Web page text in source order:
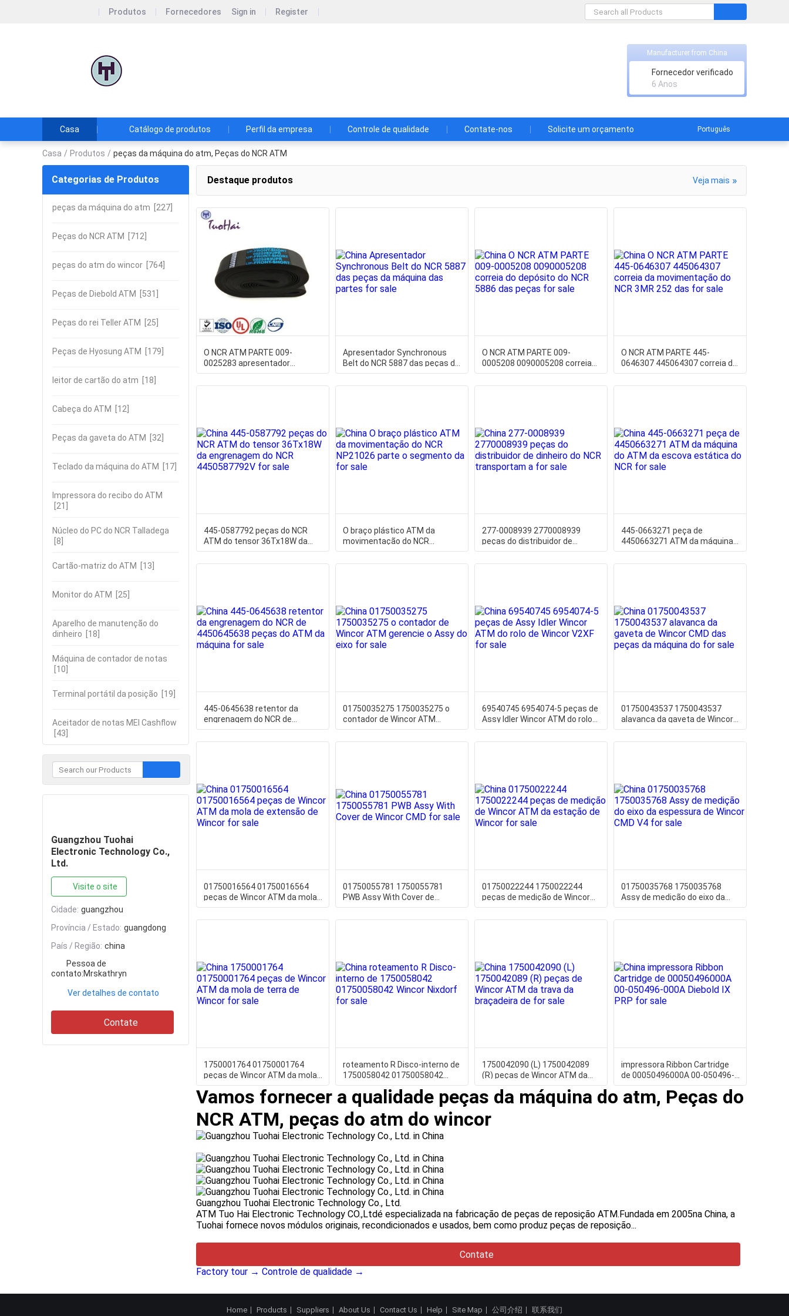
Produtos Fornecedores Sign in Register
Manufacturer from China
Fornecedor verificado
6 Anos
Casa Catálogo de produtos Perfil da empresa Controle de qualidade Contate-nos Solicite um orçamento Português
Casa / Produtos / peças da máquina do atm, Peças do NCR ATM
Categorias de Produtos
peças da máquina do atm [227]
Peças do NCR ATM [712]
peças do atm do wincor [764]
Peças de Diebold ATM [531]
Peças do rei Teller ATM [25]
Peças de Hyosung ATM [179]
leitor de cartão do atm [18]
Cabeça do ATM [12]
Peças da gaveta do ATM [32]
Teclado da máquina do ATM [17]
Impressora do recibo do ATM
[21]
Núcleo do PC do NCR Talladega
[8]
Cartão-matriz do ATM [13]
Monitor do ATM [25]
Aparelho de manutenção do
dinheiro [18]
Máquina de contador de notas
[10]
Terminal portátil da posição [19]
Aceitador de notas MEI Cashflow
[43]
Guangzhou Tuohai
Electronic Technology Co.,
Ltd.
Visite o site
Cidade: guangzhou
Província / Estado: guangdong
País / Região: china
Pessoa de
contato:Mrskathryn
Ver detalhes de contato
Contate
Destaque produtos Veja mais »
O NCR ATM PARTE 009-
0025283 apresentador
Transport Belt do NCR de
0090025283 pe
Apresentador Synchronous
Belt do NCR 5887 das peças da
máquina das partes
O NCR ATM PARTE 009-
0005208 0090005208 correia
do depósito do NCR 5886 das
peças
O NCR ATM PARTE 445-
0646307 445064307 correia da
movimentação do NCR 3MR
252 das
445-0587792 peças do NCR
ATM do tensor 36Tx18W da
engrenagem do NCR
4450587792V
O braço plástico ATM da
movimentação do NCR
NP21026 parte o segmento da
277-0008939 2770008939
peças do distribuidor de
dinheiro do NCR transportam a
445-0663271 peça de
4450663271 ATM da máquina
do ATM da escova estática do
NCR
445-0645638 retentor da
engrenagem do NCR de
4450645638 peças do ATM da
máquina
01750035275 1750035275 o
contador de Wincor ATM
gerencie o Assy do eixo
69540745 6954074-5 peças de
Assy Idler Wincor ATM do rolo
de Wincor V2XF
01750043537 1750043537
alavanca da gaveta de Wincor
CMD das peças da máquina do
01750016564 01750016564
peças de Wincor ATM da mola
de extensão de Wincor
01750055781 1750055781
PWB Assy With Cover de
Wincor CMD
01750022244 1750022244
peças de medição de Wincor
ATM da estação de Wincor
01750035768 1750035768
Assy de medição do eixo da
espessura de Wincor CMD V4
1750001764 01750001764
peças de Wincor ATM da mola
de terra de Wincor
roteamento R Disco-interno de
1750058042 01750058042
Wincor Nixdorf
1750042090 (L) 1750042089
(R) peças de Wincor ATM da
trava da braçadeira de
impressora Ribbon Cartridge
de 00050496000A 00-050496-
000A Diebold IX PRP
Vamos fornecer a qualidade peças da máquina do atm, Peças do
NCR ATM, peças do atm do wincor
Guangzhou Tuohai Electronic Technology Co., Ltd.
ATM Tuo Hai Electronic Technology CO.,Ltdé especializada na fabricação de peças de reposição ATM.Fundada em 2005na China, a
Tuohai fornece novos módulos originais, recondicionados e usados, bem como produz peças de reposição...
Contate
Factory tour → Controle de qualidade →
Home Products Suppliers About Us Contact Us Help Site Map 公司介绍 联系我们